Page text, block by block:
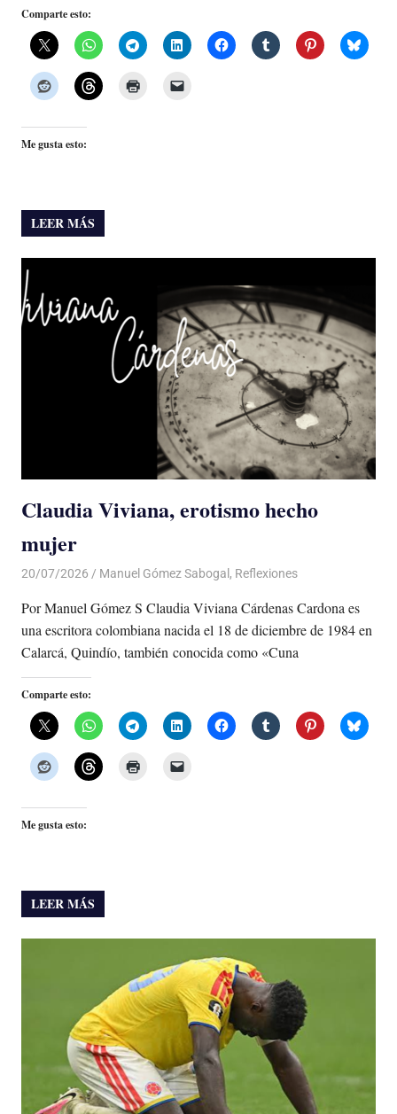
Comparte esto:
Me gusta esto:
LEER MÁS
Claudia Viviana, erotismo hecho
mujer
20/07/2026 De todo un Poco
Manuel Gómez Sabogal , Reflexiones
Por Manuel Gómez S Claudia Viviana Cárdenas Cardona es
una escritora colombiana nacida el 18 de diciembre de 1984 en
Calarcá, Quindío, también conocida como «Cuna
Comparte esto:
Me gusta esto:
LEER MÁS